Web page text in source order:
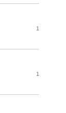
1
1